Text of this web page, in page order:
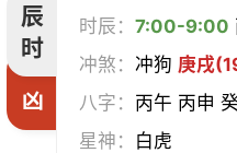
辰
时
凶
时辰：7:00-9:00
冲煞：冲狗 庚戌
八字： 丙午 丙申
星神： 白虎